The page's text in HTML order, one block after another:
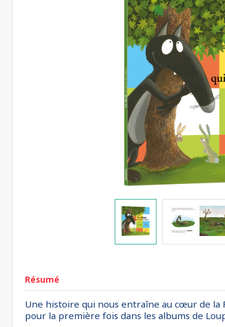
Résumé
Une histoire qui nous entraîne au cœur de la
pour la première fois dans les albums de